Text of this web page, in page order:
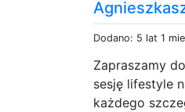
Dodano: 5 lat 1
Zapraszamy
sesję lifestyle
każdego